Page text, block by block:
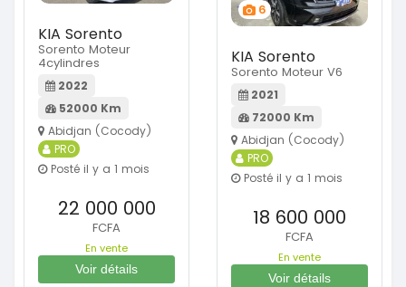
KIA Sorento
Sorento Moteur
4cylindres
2022
52000 Km
Abidjan (Cocody)
PRO
Posté il y a 1 mois
22 000 000
FCFA
En vente
Voir détails
6
KIA Sorento
Sorento Moteur V6
2021
72000 Km
Abidjan (Cocody)
PRO
Posté il y a 1 mois
18 600 000
FCFA
En vente
Voir détails